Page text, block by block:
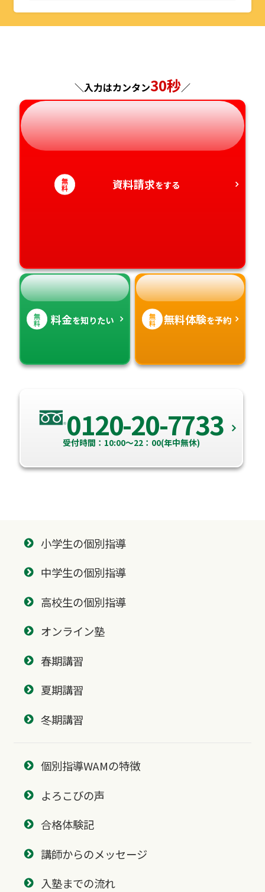
山形県
千葉県
神奈川県
福井県
岐阜県
静岡県
愛知県
京都府
奈良県
和歌山県
島根県
広島県
山口県
徳島県
香川県
福岡県
長崎県
熊本県
大分県
宮崎県
＼入力はカンタン30秒／
無
料 資料請求をする
無
料 料金を知りたい 無
料 無料体験を予約
0120-20-7733
受付時間：10:00～22：00(年中無休)
小学生の個別指導
中学生の個別指導
高校生の個別指導
オンライン塾
春期講習
夏期講習
冬期講習
個別指導WAMの特徴
よろこびの声
合格体験記
講師からのメッセージ
入塾までの流れ